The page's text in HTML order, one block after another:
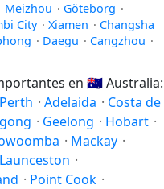
Meizhou · Göteborg ·
City · Xiamen · Changsha
· Daegu · Cangzhou ·
en 🇦🇺Australia:
Perth · Adelaida · Costa de
· Geelong · Hobart ·
· Mackay ·
Launceston ·
· Point Cook ·